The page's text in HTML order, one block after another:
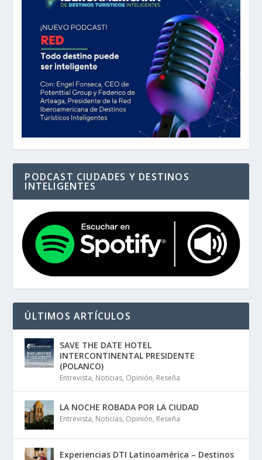
PODCAST CIUDADES Y DESTINOS
INTELIGENTES
ÚLTIMOS ARTÍCULOS
SAVE THE DATE HOTEL
INTERCONTINENTAL PRESIDENTE
(POLANCO)
Entrevista, Noticias, Opinión, Reseña
LA NOCHE ROBADA POR LA CIUDAD
Entrevista, Noticias, Opinión, Reseña
Experiencias DTI Latinoamérica – Destinos